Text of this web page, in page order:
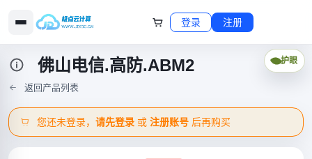
登录 注册
佛山电信.高防.ABM2
返回产品列表
您还未登录，请先登录 或注册账号 后再购买
护眼